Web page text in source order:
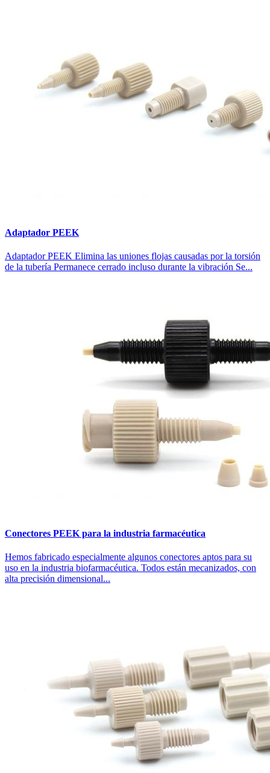
Adaptador PEEK
Adaptador PEEK Elimina las uniones flojas causadas por la torsión
de la tubería Permanece cerrado incluso durante la vibración Se...
Conectores PEEK para la industria farmacéutica
Hemos fabricado especialmente algunos conectores aptos para su
uso en la industria biofarmacéutica. Todos están mecanizados, con
alta precisión dimensional...